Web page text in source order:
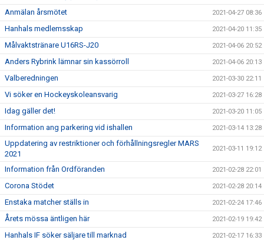
Anmälan årsmötet 2021-04-27 08:36
Hanhals medlemsskap 2021-04-20 11:35
Målvaktstränare U16RS-J20 2021-04-06 20:52
Anders Rybrink lämnar sin kassörroll 2021-04-06 20:13
Valberedningen 2021-03-30 22:11
Vi söker en Hockeyskoleansvarig 2021-03-27 16:28
Idag gäller det! 2021-03-20 11:05
Information ang parkering vid ishallen 2021-03-14 13:28
Uppdatering av restriktioner och förhållningsregler MARS
2021
2021-03-11 19:12
Information från Ordföranden 2021-02-28 22:01
Corona Stödet 2021-02-28 20:14
Enstaka matcher ställs in 2021-02-24 17:46
Årets mössa äntligen här 2021-02-19 19:42
Hanhals IF söker säljare till marknad 2021-02-17 16:33